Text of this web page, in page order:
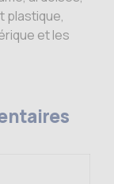
plastique,
et les